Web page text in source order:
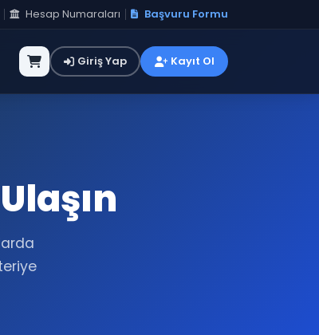
Hesap Numaraları Başvuru Formu
Giriş Yap Kayıt Ol